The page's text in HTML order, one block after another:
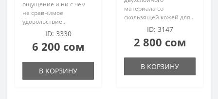
ощущение и ни с чем
не сравнимое
удовольствие...
ID: 3330
6 200 сом
В КОРЗИНУ
материала со
скользящей кожей для...
ID: 3147
2 800 сом
В КОРЗИНУ